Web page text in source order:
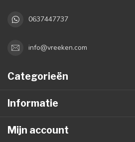
0637447737
info@vreeken.com
Categorieën
Informatie
Mijn account